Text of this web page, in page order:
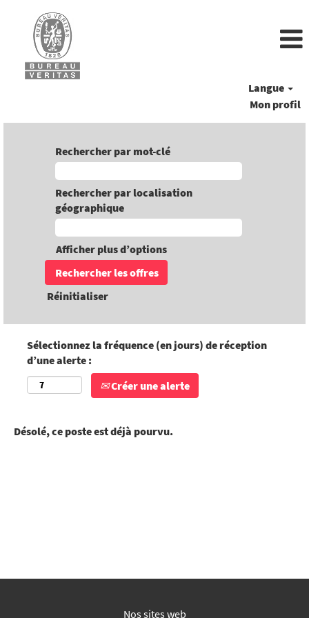
Langue
Mon profil
Rechercher par mot-clé
Rechercher par localisation
géographique
Afficher plus d’options
Réinitialiser
Sélectionnez la fréquence (en jours) de réception
d’une alerte :
Créer une alerte
Désolé, ce poste est déjà pourvu.
Nos sites web